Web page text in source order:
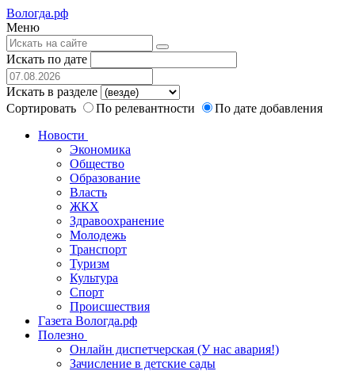
Вологда.рф
Меню
Искать по дате
Искать в разделе
Сортировать
По релевантности
По дате добавления
Новости
Экономика
Общество
Образование
Власть
ЖКХ
Здравоохранение
Молодежь
Транспорт
Туризм
Культура
Спорт
Происшествия
Газета Вологда.рф
Полезно
Онлайн диспетчерская (У нас авария!)
Зачисление в детские сады